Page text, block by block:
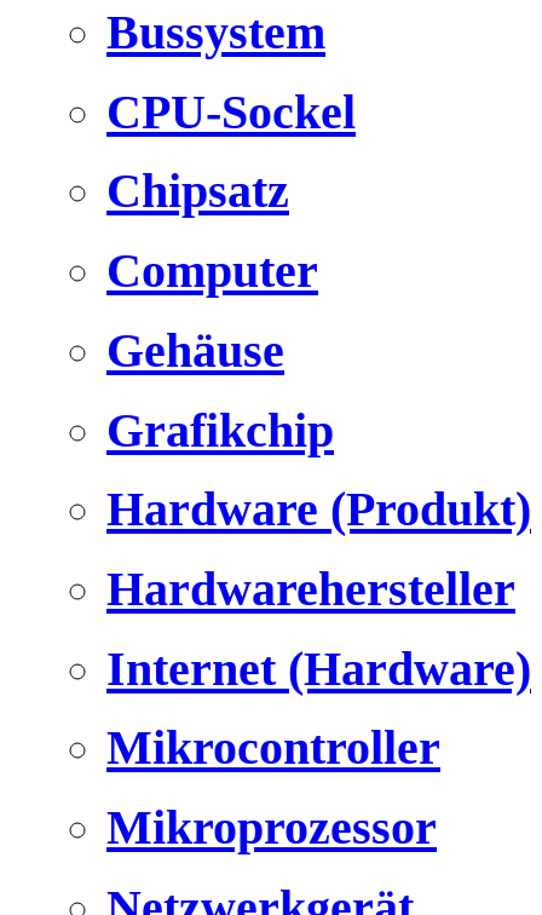
Bussystem
CPU-Sockel
Chipsatz
Computer
Gehäuse
Grafikchip
Hardware (Produkt)
Hardwarehersteller
Internet (Hardware)
Mikrocontroller
Mikroprozessor